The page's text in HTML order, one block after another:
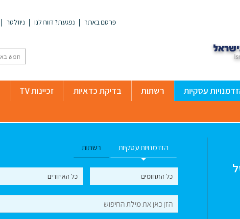
פרסם באתר נפגעת? דווח לנו ניוזלטר
עסקיות רשתות בדיקת כדאיות זכיינות TV
הזדמנויות עסקיות רשתות